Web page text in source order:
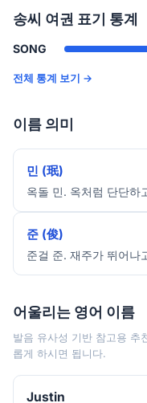
송씨 여권 표기 통계
SONG
전체 통계 보기 →
이름 의미
민 (珉)
옥돌 민. 옥처럼 단단하
준 (俊)
준걸 준. 재주가 뛰어나
어울리는 영어 이름
발음 유사성 기반 참고용 추
롭게 하시면 됩니다.
Justin